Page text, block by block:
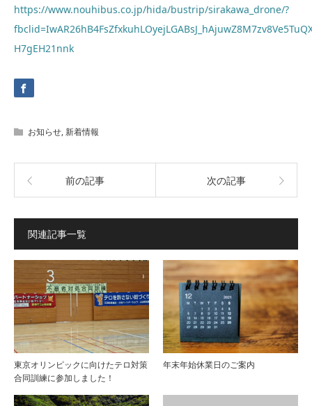
https://www.nouhibus.co.jp/hida/bustrip/sirakawa_drone/?
H7gEH21nnk
お知らせ,新着情報
前の記事 次の記事
関連記事一覧
東京オリンピックに向けたテロ対策
合同訓練に参加しました！
年末年始休業日のご案内